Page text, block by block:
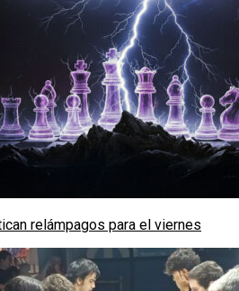
relámpagos para el viernes